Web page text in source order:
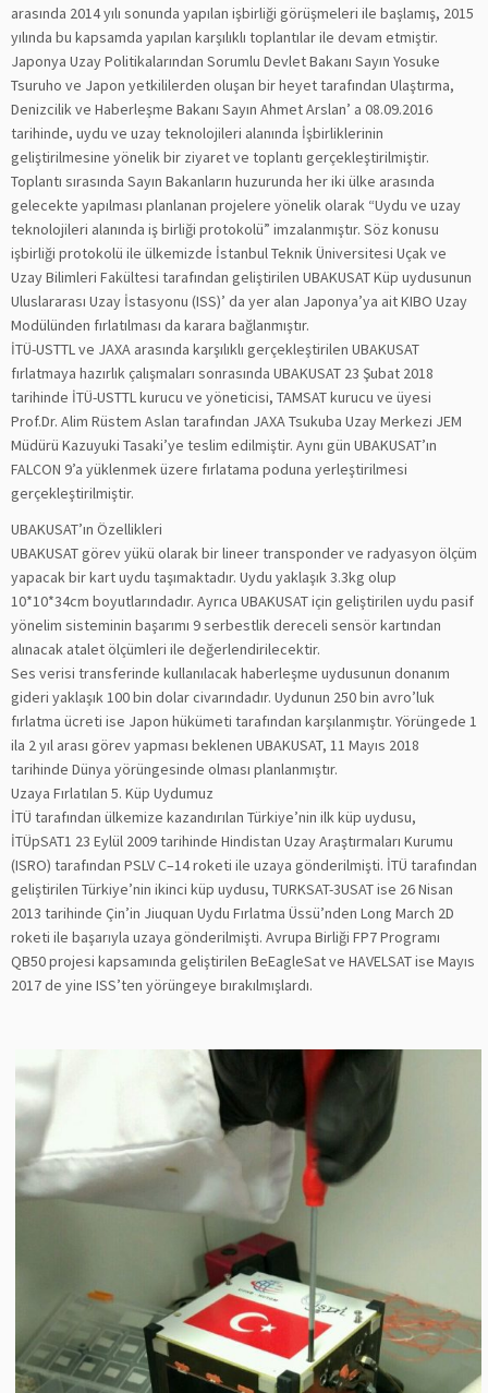
arasında 2014 yılı sonunda yapılan işbirliği görüşmeleri ile başlamış, 2015
yılında bu kapsamda yapılan karşılıklı toplantılar ile devam etmiştir.
Japonya Uzay Politikalarından Sorumlu Devlet Bakanı Sayın Yosuke
Tsuruho ve Japon yetkililerden oluşan bir heyet tarafından Ulaştırma,
Denizcilik ve Haberleşme Bakanı Sayın Ahmet Arslan’ a 08.09.2016
tarihinde, uydu ve uzay teknolojileri alanında İşbirliklerinin
geliştirilmesine yönelik bir ziyaret ve toplantı gerçekleştirilmiştir.
Toplantı sırasında Sayın Bakanların huzurunda her iki ülke arasında
gelecekte yapılması planlanan projelere yönelik olarak “Uydu ve uzay
teknolojileri alanında iş birliği protokolü” imzalanmıştır. Söz konusu
işbirliği protokolü ile ülkemizde İstanbul Teknik Üniversitesi Uçak ve
Uzay Bilimleri Fakültesi tarafından geliştirilen UBAKUSAT Küp uydusunun
Uluslararası Uzay İstasyonu (ISS)’ da yer alan Japonya’ya ait KIBO Uzay
Modülünden fırlatılması da karara bağlanmıştır.
İTÜ-USTTL ve JAXA arasında karşılıklı gerçekleştirilen UBAKUSAT
fırlatmaya hazırlık çalışmaları sonrasında UBAKUSAT 23 Şubat 2018
tarihinde İTÜ-USTTL kurucu ve yöneticisi, TAMSAT kurucu ve üyesi
Prof.Dr. Alim Rüstem Aslan tarafından JAXA Tsukuba Uzay Merkezi JEM
Müdürü Kazuyuki Tasaki’ye teslim edilmiştir. Aynı gün UBAKUSAT’ın
FALCON 9’a yüklenmek üzere fırlatama poduna yerleştirilmesi
gerçekleştirilmiştir.
UBAKUSAT’ın Özellikleri
UBAKUSAT görev yükü olarak bir lineer transponder ve radyasyon ölçüm
yapacak bir kart uydu taşımaktadır. Uydu yaklaşık 3.3kg olup
10*10*34cm boyutlarındadır. Ayrıca UBAKUSAT için geliştirilen uydu pasif
yönelim sisteminin başarımı 9 serbestlik dereceli sensör kartından
alınacak atalet ölçümleri ile değerlendirilecektir.
Ses verisi transferinde kullanılacak haberleşme uydusunun donanım
gideri yaklaşık 100 bin dolar civarındadır. Uydunun 250 bin avro’luk
fırlatma ücreti ise Japon hükümeti tarafından karşılanmıştır. Yörüngede 1
ila 2 yıl arası görev yapması beklenen UBAKUSAT, 11 Mayıs 2018
tarihinde Dünya yörüngesinde olması planlanmıştır.
Uzaya Fırlatılan 5. Küp Uydumuz
İTÜ tarafından ülkemize kazandırılan Türkiye’nin ilk küp uydusu,
İTÜpSAT1 23 Eylül 2009 tarihinde Hindistan Uzay Araştırmaları Kurumu
(ISRO) tarafından PSLV C–14 roketi ile uzaya gönderilmişti. İTÜ tarafından
geliştirilen Türkiye’nin ikinci küp uydusu, TURKSAT-3USAT ise 26 Nisan
2013 tarihinde Çin’in Jiuquan Uydu Fırlatma Üssü’nden Long March 2D
roketi ile başarıyla uzaya gönderilmişti. Avrupa Birliği FP7 Programı
QB50 projesi kapsamında geliştirilen BeEagleSat ve HAVELSAT ise Mayıs
2017 de yine ISS’ten yörüngeye bırakılmışlardı.